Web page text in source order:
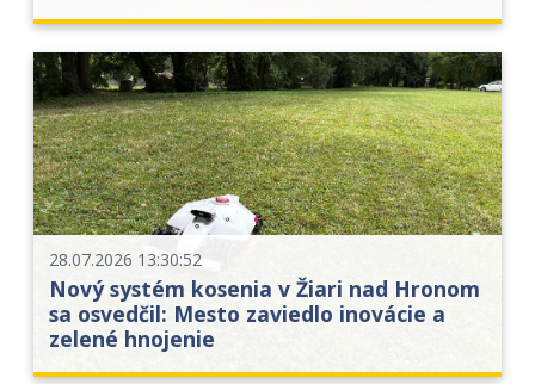
28.07.2026 13:30:52
Nový systém kosenia v Žiari nad Hronom
sa osvedčil: Mesto zaviedlo inovácie a
zelené hnojenie